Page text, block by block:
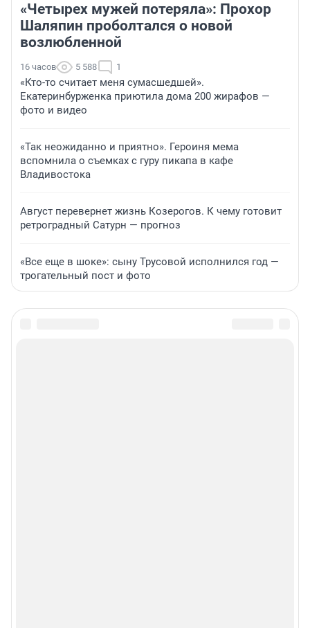
«Четырех мужей потеряла»: Прохор
Шаляпин проболтался о новой
возлюбленной
16 часов 5 588 1
«Кто-то считает меня сумасшедшей».
Екатеринбурженка приютила дома 200 жирафов —
фото и видео
«Так неожиданно и приятно». Героиня мема
вспомнила о съемках с гуру пикапа в кафе
Владивостока
Август перевернет жизнь Козерогов. К чему готовит
ретроградный Сатурн — прогноз
«Все еще в шоке»: сыну Трусовой исполнился год —
трогательный пост и фото